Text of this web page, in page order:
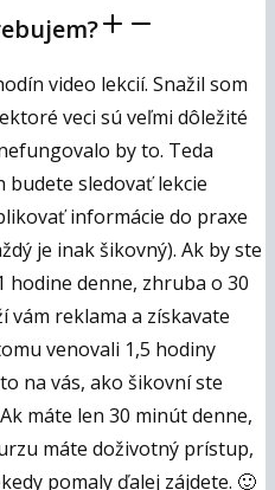
video lekcií. Snažil som
veci sú veľmi dôležité
by to. Teda
budete sledovať lekcie
informácie do praxe
je inak šikovný). Ak by ste
hodine denne, zhruba o 30
vám reklama a získavate
venovali 1,5 hodiny
na vás, ako šikovní ste
máte len 30 minút denne,
máte doživotný prístup,
pomaly ďalej zájdete. 🙂